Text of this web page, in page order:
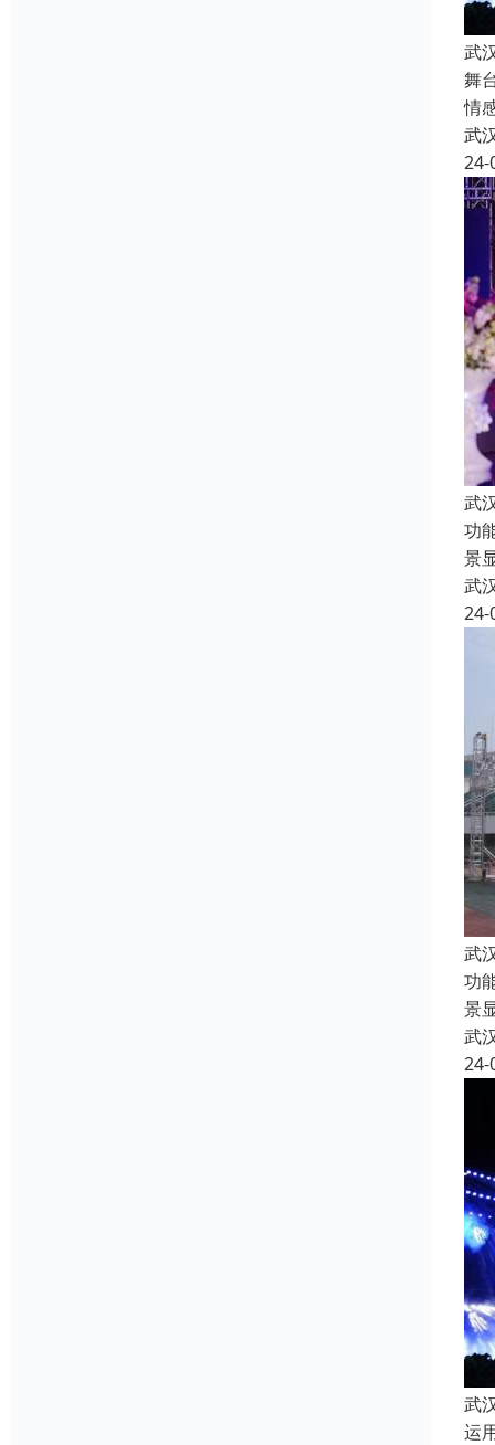
武
舞
情
武
24-
武
功
景
武
24-
武
功
景
武
24-
武
运